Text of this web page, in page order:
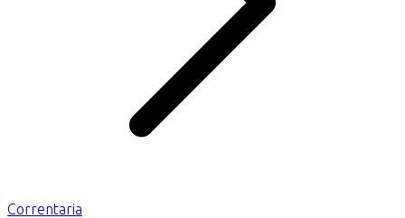
Correntaria